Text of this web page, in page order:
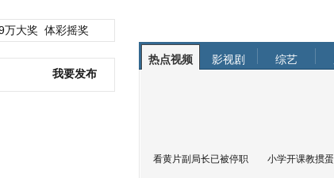
万大奖 体彩摇奖
我要发布
热点视频 影视剧 综艺
看黄片副局长已被停职 小学开课教掼